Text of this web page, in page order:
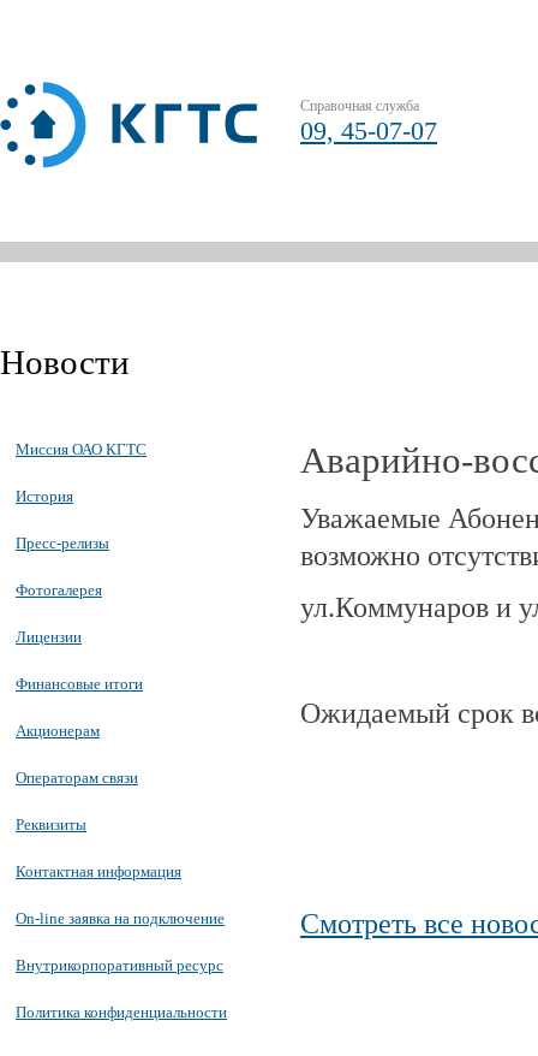
Справочная служба
09, 45-07-07
Новости
Миссия ОАО КГТС
История
Пресс-релизы
Фотогалерея
Лицензии
Финансовые итоги
Акционерам
Операторам связи
Реквизиты
Контактная информация
On-line заявка на подключение
Внутрикорпоративный ресурс
Политика конфиденциальности
Аварийно-
Уважаемые
возможно
ул.Коммунаров и
Ожидаемый срок
Смотреть все